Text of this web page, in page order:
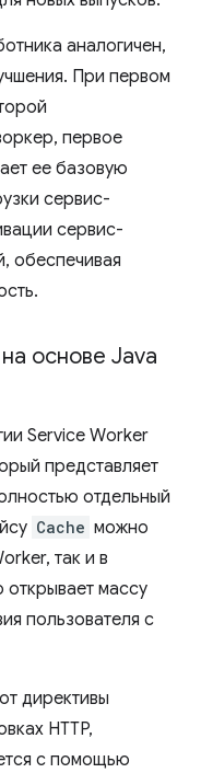
аналогичен,
При первом
первое
ее базовую
сервис-
сервис-
обеспечивая
основе Java
Service Worker
представляет
отдельный
Cache можно
так и в
массу
пользователя с
директивы
HTTP,
с помощью